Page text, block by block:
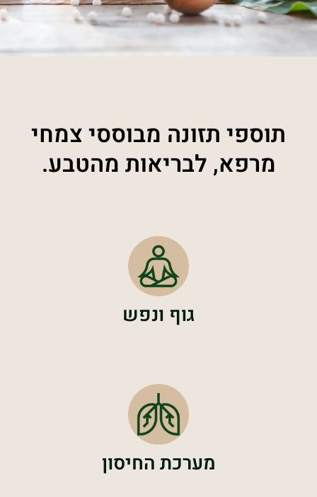
תוספי תזונה מבוססי צמחי
מרפא, לבריאות מהטבע.
גוף ונפש
מערכת החיסון